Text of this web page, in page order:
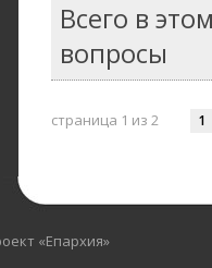
Всего в
вопросы
страница 1 из 2 1
«Епархия»